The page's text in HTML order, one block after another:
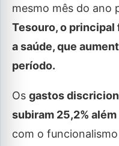
mesmo mês do ano
Tesouro, o
a saúde, que
período.
Os gastos
subiram 25,2%
com o